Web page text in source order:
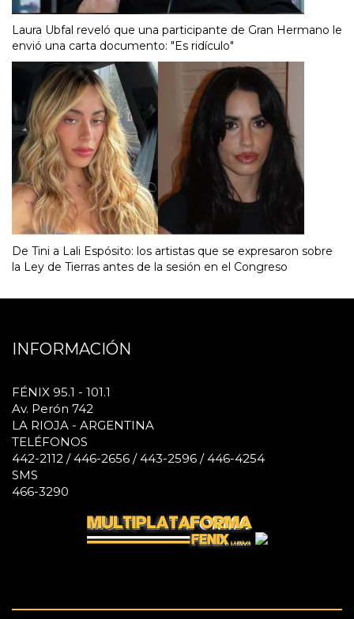
Laura Ubfal reveló que una participante de Gran Hermano le
envió una carta documento: "Es ridículo"
De Tini a Lali Espósito: los artistas que se expresaron sobre
la Ley de Tierras antes de la sesión en el Congreso
INFORMACIÓN
FÉNIX 95.1 - 101.1
Av. Perón 742
LA RIOJA - ARGENTINA
TELÉFONOS
442-2112 / 446-2656 / 443-2596 / 446-4254
SMS
466-3290